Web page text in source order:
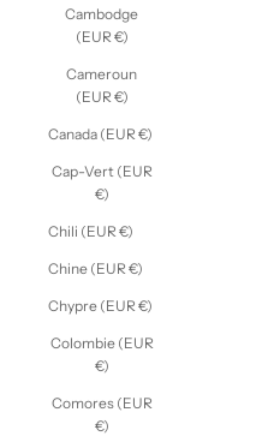
Cambodge
(EUR €)
Cameroun
(EUR €)
Canada (EUR €)
Cap-Vert (EUR
€)
Chili (EUR €)
Chine (EUR €)
Chypre (EUR €)
Colombie (EUR
€)
Comores (EUR
€)